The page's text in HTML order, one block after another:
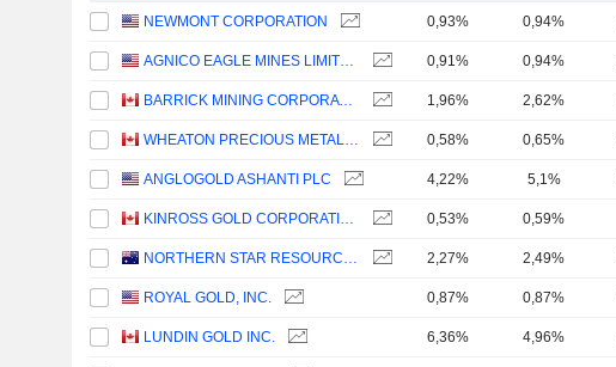
NEWMONT CORPORATION 0,93% 0,94%
AGNICO EAGLE MINES LIMITED 0,91% 0,94%
BARRICK MINING CORPORATION 1,96% 2,62%
WHEATON PRECIOUS METALS CORP. 0,58% 0,65%
ANGLOGOLD ASHANTI PLC 4,22% 5,1%
KINROSS GOLD CORPORATION 0,53% 0,59%
NORTHERN STAR RESOURCES LIMITED 2,27% 2,49%
ROYAL GOLD, INC. 0,87% 0,87%
LUNDIN GOLD INC. 6,36% 4,96%